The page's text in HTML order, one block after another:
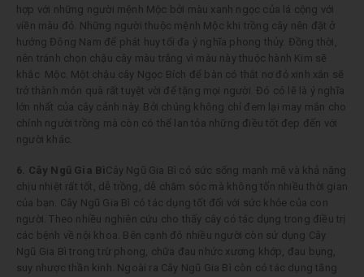
hợp với những người mệnh Mộc bởi màu xanh ngọc của lá cộng với
viền màu đỏ. Những người thuộc mệnh Mộc khi trồng cây nên đặt ở
hướng Đông Nam để phát huy tối đa ý nghĩa phong thủy. Đồng thời,
nên tránh chọn chậu cây màu trắng vì màu này thuộc hành Kim sẽ
khắc Mộc. Một chậu cây Ngọc Bích để bàn có thắt nơ đỏ xinh xắn sẽ
trở thành món quà rất tuyệt vời để tặng mọi người. Đó có lẽ là ý nghĩa
lớn nhất của cây cảnh này. Bởi chúng không chỉ đem lại may mắn cho
chính người trồng mà còn có thể lan tỏa những điều tốt đẹp đến với
người khác.
6. Cây Ngũ Gia Bì Cây Ngũ Gia Bì có sức sống mạnh mẽ và khả năng
chịu nhiệt rất tốt, dễ trồng, dễ chăm sóc mà không tốn nhiều thời gian
của bạn. Cây Ngũ Gia Bì có tác dụng tốt đối với sức khỏe của con
người. Theo nhiều nghiên cứu cho thấy cây có tác dụng trong điều trị
các bệnh về nội khoa. Bên cạnh đó nhiều người còn sử dụng Cây
Ngũ Gia Bì trong trừ phong, chữa đau nhức xương khớp, đau bụng,
suy nhược thần kinh. Ngoài ra Cây Ngũ Gia Bì còn có tác dụng tăng